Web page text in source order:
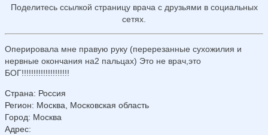
Поделитесь ссылкой страницу врача с друзьями в социальных
сетях.
Оперировала мне правую руку (перерезанные сухожилия и
нервные окончания на2 пальцах) Это не врач,это
БОГ!!!!!!!!!!!!!!!!!!!!
Страна: Россия
Регион: Москва, Московская область
Город: Москва
Адрес: